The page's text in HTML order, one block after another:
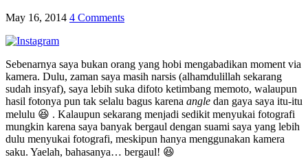
May 16, 2014 4 Comments
Sebenarnya saya bukan orang yang hobi mengabadikan moment via
kamera. Dulu, zaman saya masih narsis (alhamdulillah sekarang
sudah insyaf), saya lebih suka difoto ketimbang memoto, walaupun
hasil fotonya pun tak selalu bagus karena angle dan gaya saya itu-itu
melulu 😆 . Kalaupun sekarang menjadi sedikit menyukai fotografi
mungkin karena saya banyak bergaul dengan suami saya yang lebih
dulu menyukai fotografi, meskipun hanya menggunakan kamera
saku. Yaelah, bahasanya… bergaul! 😆